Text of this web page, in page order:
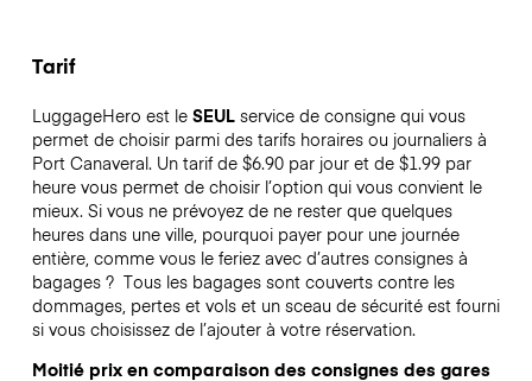
Tarif
LuggageHero est le SEULservice de consigne qui vous
permet de choisir parmi des tarifs horaires ou journaliers à
Port Canaveral. Un tarif de $6.90 par jour et de $1.99 par
heure vous permet de choisir l’option qui vous convient le
mieux. Si vous ne prévoyez de ne rester que quelques
heures dans une ville, pourquoi payer pour une journée
entière, comme vous le feriez avec d’autres consignes à
bagages ? Tous les bagages sont couverts contre les
dommages, pertes et vols et un sceau de sécurité est fourni
si vous choisissez de l’ajouter à votre réservation.
Moitié prix en comparaison des consignes des gares